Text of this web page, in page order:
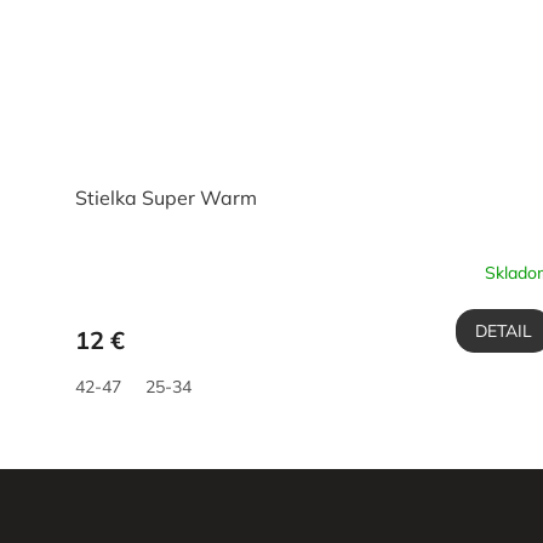
Stielka Super Warm
12 € DETAIL
42-47 25-34